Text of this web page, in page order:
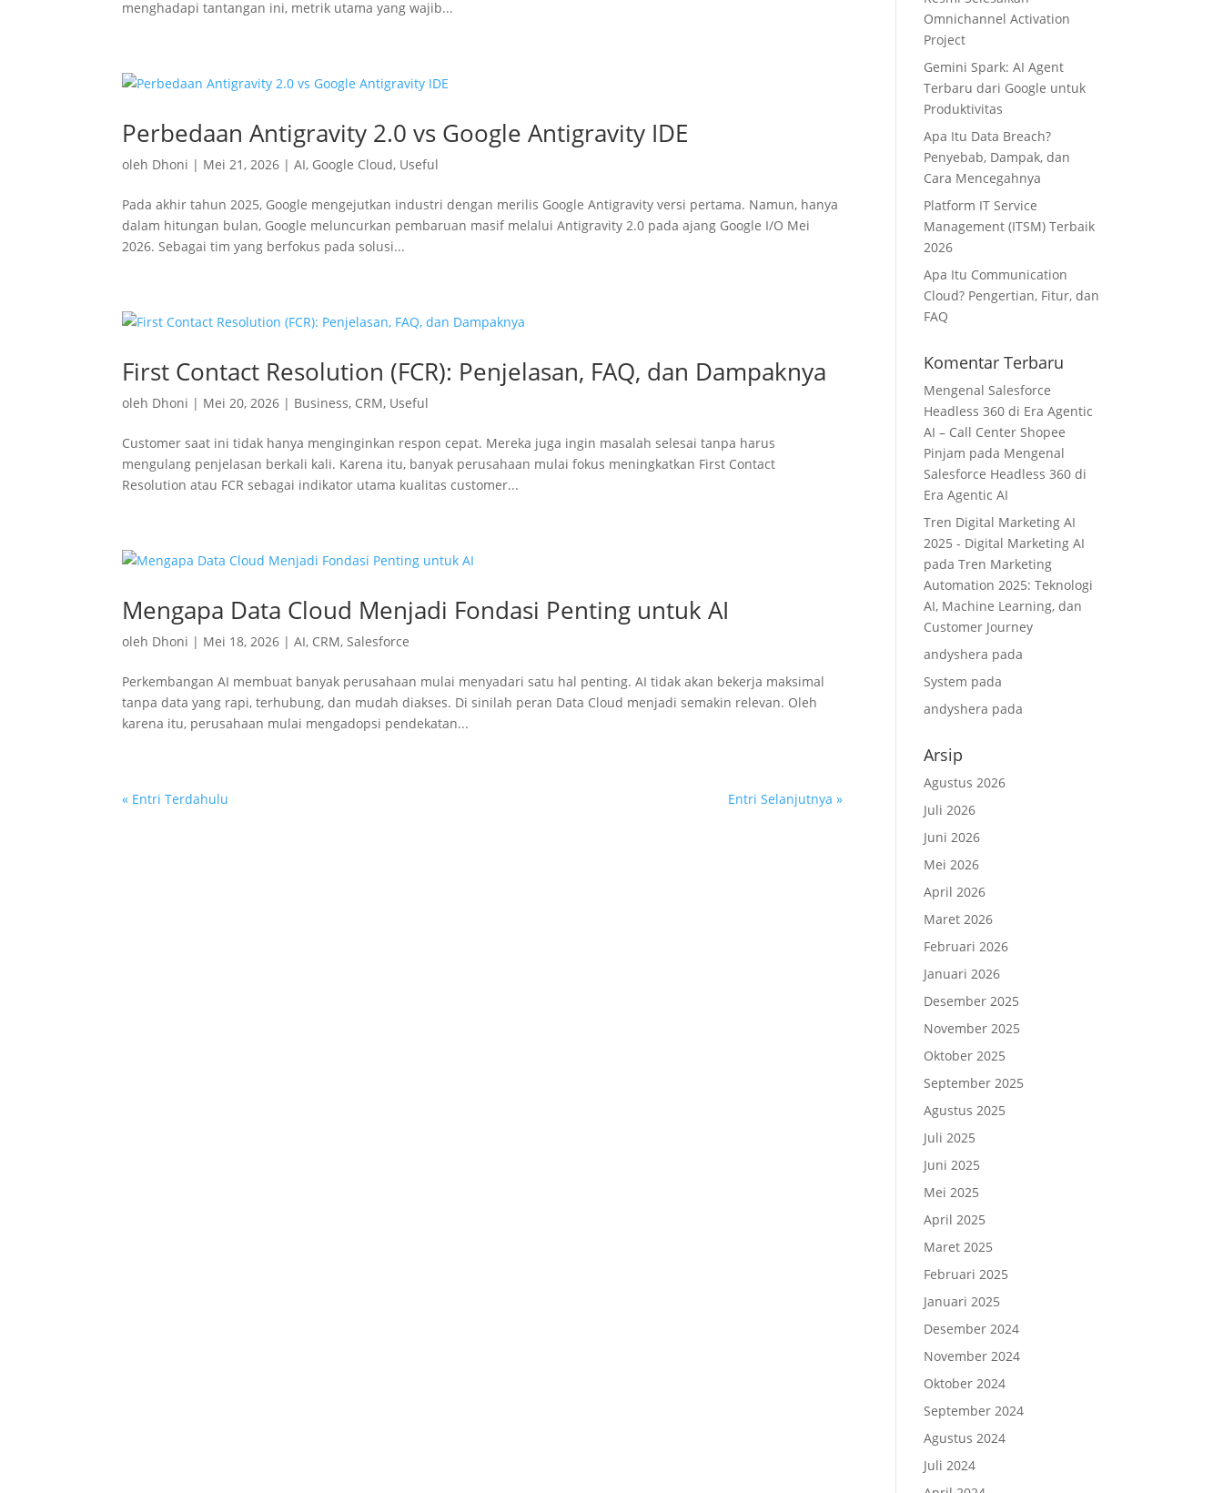
menghadapi tantangan ini, metrik utama yang wajib...
Perbedaan Antigravity 2.0 vs Google Antigravity IDE
oleh Dhoni | Mei 21, 2026 |AI, Google Cloud, Useful
Pada akhir tahun 2025, Google mengejutkan industri dengan merilis Google Antigravity versi pertama. Namun, hanya
dalam hitungan bulan, Google meluncurkan pembaruan masif melalui Antigravity 2.0 pada ajang Google I/O Mei
2026. Sebagai tim yang berfokus pada solusi...
First Contact Resolution (FCR): Penjelasan, FAQ, dan Dampaknya
oleh Dhoni | Mei 20, 2026 | Business, CRM, Useful
Customer saat ini tidak hanya menginginkan respon cepat. Mereka juga ingin masalah selesai tanpa harus
mengulang penjelasan berkali kali. Karena itu, banyak perusahaan mulai fokus meningkatkan First Contact
Resolution atau FCR sebagai indikator utama kualitas customer...
Mengapa Data Cloud Menjadi Fondasi Penting untuk AI
oleh Dhoni | Mei 18, 2026 |AI, CRM,Salesforce
Perkembangan AI membuat banyak perusahaan mulai menyadari satu hal penting. AI tidak akan bekerja maksimal
tanpa data yang rapi, terhubung, dan mudah diakses. Di sinilah peran Data Cloud menjadi semakin relevan. Oleh
karena itu, perusahaan mulai mengadopsi pendekatan...
« Entri Terdahulu Entri Selanjutnya »
Omnichannel Activation
Project
Gemini Spark: AI Agent
Terbaru dari Google untuk
Produktivitas
Apa Itu Data Breach?
Penyebab, Dampak, dan
Cara Mencegahnya
Platform IT Service
Management (ITSM) Terbaik
2026
Apa Itu Communication
Cloud? Pengertian, Fitur, dan
FAQ
Komentar Terbaru
Mengenal Salesforce
Headless 360 di Era Agentic
AI – Call Center Shopee
Pinjam pada Mengenal
Salesforce Headless 360 di
Era Agentic AI
Tren Digital Marketing AI
2025 - Digital Marketing AI
padaTren Marketing
Automation 2025: Teknologi
AI, Machine Learning, dan
Customer Journey
andyshera pada
System pada
andyshera pada
Arsip
Agustus 2026
Juli 2026
Juni 2026
Mei 2026
April 2026
Maret 2026
Februari 2026
Januari 2026
Desember 2025
November 2025
Oktober 2025
September 2025
Agustus 2025
Juli 2025
Juni 2025
Mei 2025
April 2025
Maret 2025
Februari 2025
Januari 2025
Desember 2024
November 2024
Oktober 2024
September 2024
Agustus 2024
Juli 2024